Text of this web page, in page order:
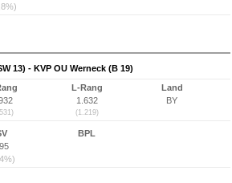
13) - KVP OU Werneck (B 19)
L-Rang
1.632
(1.219)
Land
BY
BPL